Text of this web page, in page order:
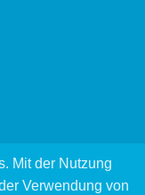
Mit der Nutzung
Verwendung von